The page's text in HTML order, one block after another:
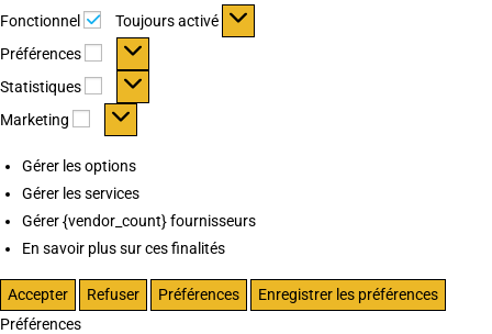
Fonctionnel Fonctionnel
Toujours activé
Préférences
Préférences
Statistiques Statistiques
Marketing Marketing
Gérer les options
Gérer les services
Gérer {vendor_count} fournisseurs
En savoir plus sur ces finalités
Accepter Refuser Préférences
Enregistrer les préférences
Préférences